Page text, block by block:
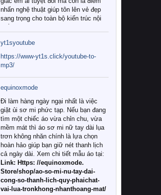
nhấn nghệ thuật giúp tôn lên vẻ đẹp
sang trọng cho toàn bộ kiến trúc nội
Tuy nhiên, giữa thị trường đa dạng
với vô vàn thương hiệu và mẫu mã
như hiện nay, làm thế nào để chọn
được những bộ chăn ga gối đệm cao
cấp thực sự chất lượng, phù hợp với
khí hậu và nhu cầu sử dụng của gia
đình? Hãy cùng chúng tôi đi tìm lời
giải đáp chi tiết qua bài viết dưới đây.
1. Tại sao các gia đình hiện đại lại ưa
chuộng chăn ga gối đệm cao cấp?
Khác với các dòng sản phẩm thông
thường, những bộ chăn ga gối đệm
cao cấp trải qua quy trình sản xuất
nghiêm ngặt từ khâu chọn lọc nguyên
liệu tự nhiên đến công nghệ dệt
yt1syoutube
https://www-yt1s.click/youtube-to-
mp3/
equinoxmode
Đi làm hàng ngày ngại nhất là việc
giặt ủi sơ mi phức tạp. Nếu bạn đang
tìm một chiếc áo vừa chỉn chu, vừa
mềm mát thì áo sơ mi nữ tay dài lụa
trơn không nhăn chính là lựa chọn
hoàn hảo giúp bạn giữ nét thanh lịch
cả ngày dài. Xem chi tiết mẫu áo tại:
Link: Https: //equinoxmode.
Store/shop/ao-so-mi-nu-tay-dai-
cong-so-thanh-lich-quy-phaichat-
vai-lua-tronkhong-nhanthoang-mat/